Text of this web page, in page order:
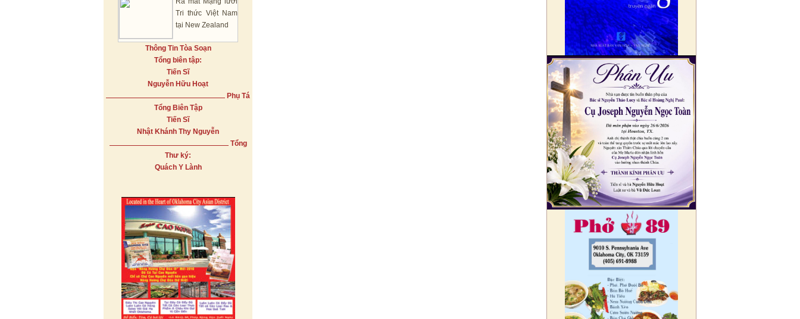
Tri thức Việt Nam
tại New Zealand
Thông Tin Tòa Soạn
Tổng biên tập:
Tiến Sĩ
Nguyễn Hữu Hoạt
Phụ Tá
Tổng Biên Tập
Tiến Sĩ
Nhật Khánh Thy Nguyễn
Tổng
Thư ký:
Quách Y Lành